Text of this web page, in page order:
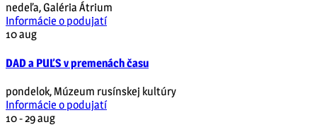
nedeľa,Galéria Átrium
Informácie o podujatí
10aug
DAD a PUĽS v premenách času
pondelok, Múzeum rusínskej kultúry
Informácie o podujatí
10 - 29aug